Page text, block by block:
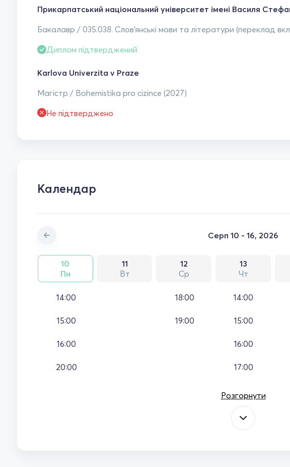
Прикарпатський національний університет імені Василя
Бакалавр / 035.038. Слов'янські мови та літератури (переклад
Диплом підтверджений
Karlova Univerzita v Praze
Магістр / Bohemistika pro cizince (2027)
Не підтверджено
Календар
Серп 10 - 16, 2026
10
Пн
11
Вт
12
Ср
13
Чт
14:00
15:00
16:00
20:00
18:00
19:00
14:00
15:00
16:00
17:00
Розгорнути